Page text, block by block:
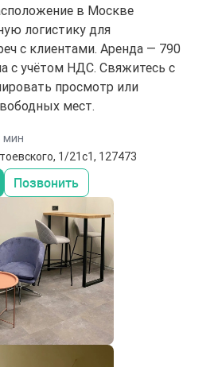
в Москве
логистику для
с клиентами. Аренда — 790
с учётом НДС. Свяжитесь с
просмотр или
мест.
мин
1/21с1, 127473
Позвонить